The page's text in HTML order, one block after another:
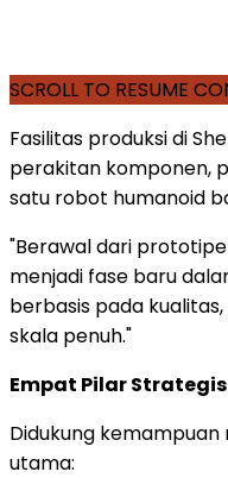
SCROLL TO RESUME
Fasilitas produksi di
perakitan komponen,
satu robot humanoid
"Berawal dari
menjadi fase baru
berbasis pada
skala penuh."
Empat Pilar
Didukung
utama: